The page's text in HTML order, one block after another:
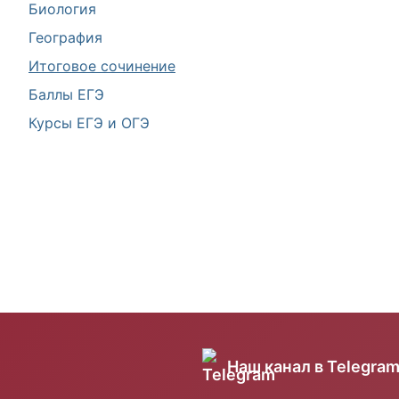
Биология
География
Итоговое сочинение
Баллы ЕГЭ
Курсы ЕГЭ и ОГЭ
Наш канал в Telegram